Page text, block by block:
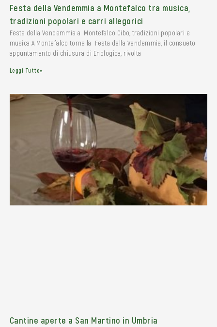
Festa della Vendemmia a Montefalco tra musica,
tradizioni popolari e carri allegorici
Festa della Vendemmia a Montefalco Cibo, tradizioni popolari e
musica A Montefalco torna la Festa della Vendemmia, il consueto
appuntamento di chiusura di Enologica, rivolta
Leggi Tutto»
Cantine aperte a San Martino in Umbria